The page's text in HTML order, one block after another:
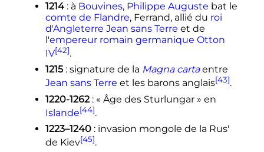
1214 : à Bouvines, Philippe Auguste bat le
comte de Flandre, Ferrand, allié du roi
d'Angleterre Jean sans Terre et de
l'empereur romain germanique Otton
IV[42].
1215 : signature de la Magna cartaentre
Jean sans Terre et les barons anglais[43].
1220-1262 : « Âge des Sturlungar » en
Islande[44].
1223–1240 : invasion mongole de la Rus'
de Kiev[45].